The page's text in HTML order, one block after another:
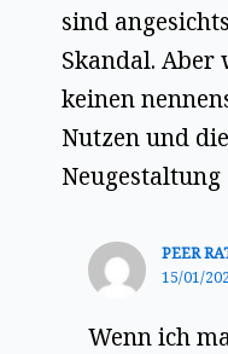
sind
Skandal. Aber
keinen
Nutzen und
PEER
15/01/
Wenn ich